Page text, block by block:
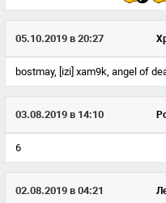
05.10.2019 в 20:27
bostmay, [izi] xam9k, angel of
03.08.2019 в 14:10
6
02.08.2019 в 04:21